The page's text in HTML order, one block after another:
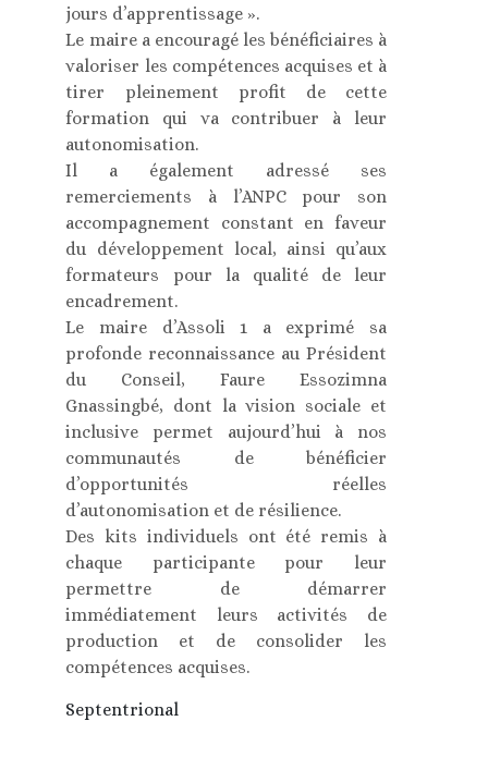
jours d’apprentissage ».
Le maire a encouragé les bénéficiaires à
valoriser les compétences acquises et à
tirer pleinement profit de cette
formation qui va contribuer à leur
autonomisation.
Il a également adressé ses
remerciements à l’ANPC pour son
accompagnement constant en faveur
du développement local, ainsi qu’aux
formateurs pour la qualité de leur
encadrement.
Le maire d’Assoli 1 a exprimé sa
profonde reconnaissance au Président
du Conseil, Faure Essozimna
Gnassingbé, dont la vision sociale et
inclusive permet aujourd’hui à nos
communautés de bénéficier
d’opportunités réelles
d’autonomisation et de résilience.
Des kits individuels ont été remis à
chaque participante pour leur
permettre de démarrer
immédiatement leurs activités de
production et de consolider les
compétences acquises.
Septentrional